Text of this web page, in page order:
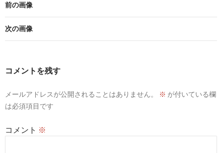
前の画像
次の画像
コメントを残す
メールアドレスが公開されることはありません。 ※ が付いている欄
は必須項目です
コメント ※